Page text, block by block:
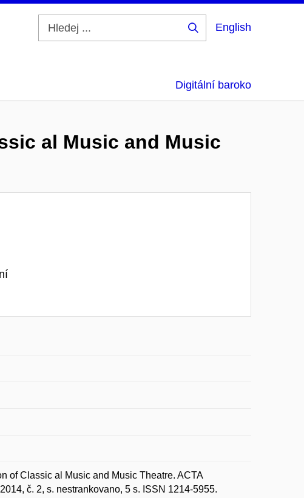
English
Digitální baroko
al Music and Music
of Classic al Music and Music Theatre. ACTA
č. 2, s. nestrankovano, 5 s. ISSN 1214-5955.